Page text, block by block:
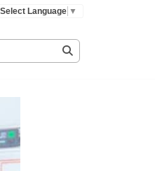
Select Language ▼